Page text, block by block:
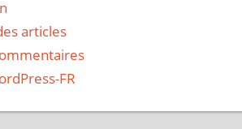
articles
FR